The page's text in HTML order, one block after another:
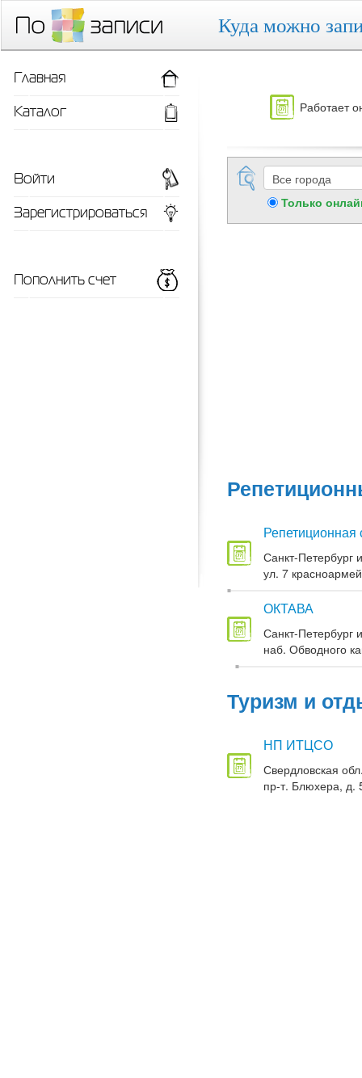
Куда можно
Работает
Только
Репетиционная
Санкт-Петербург
ул. 7
ОКТАВА
Санкт-Петербург
наб. Обводного
Туризм и
НП ИТЦСО
Свердловская
пр-т. Блюхера, д.
Главная
Каталог
Войти
Зарегистрироваться
Пополнить счет